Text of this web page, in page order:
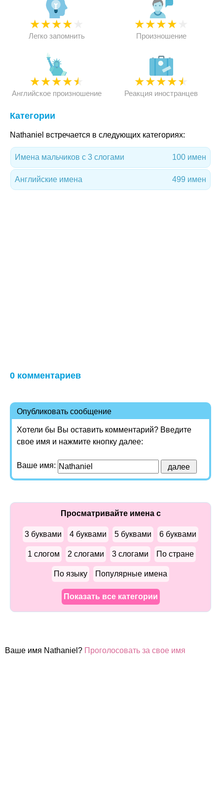
★★★★
Легко запомнить
★★★★
Произношение
★★★★★
Английское произношение
★★★★★
Реакция иностранцев
Категории
Nathaniel встречается в следующих категориях:
Имена мальчиков с 3 слогами 100 имен
Английские имена 499 имен
0 комментариев
Опубликовать сообщение
Хотели бы Вы оставить комментарий? Введите
свое имя и нажмите кнопку далее:
Ваше имя:
Просматривайте имена с
3 буквами 4 буквами 5 буквами 6 буквами
1 слогом 2 слогами 3 слогами По стране
По языку Популярные имена
Показать все категории
Ваше имя Nathaniel? Проголосовать за свое имя